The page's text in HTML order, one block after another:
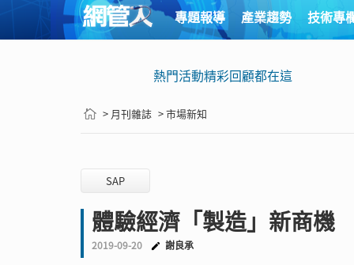
專題報導 產業趨勢 技術專
熱門活動精彩回顧都在這
> 月刊雜誌 > 市場新知
SAP
體驗經濟「製造」新商機
2019-09-20 謝良承